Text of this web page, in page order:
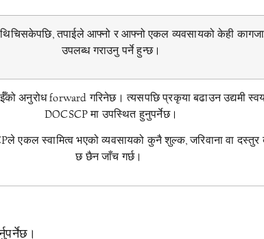
तपाईले आफ्नो र आफ्नो एकल व्यवसायको केही
उपलब्ध गराउनु पर्ने हुन्छ।
अनुरोध forward गरिनेछ। त्यसपछि प्रकृया बढाउन उद्यमी
DOCSCP मा उपस्थित हुनुपर्नेछ।
एकल स्वामित्व भएको व्यवसायको कुनै शुल्क, जरिवाना वा दस्तुर
छ छैन जाँच गर्छ।